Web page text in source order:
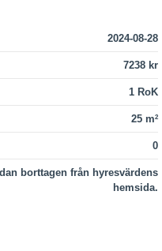
2024-08-28
7238 kr
1 RoK
25 m2
0
borttagen från hyresvärdens
hemsida.